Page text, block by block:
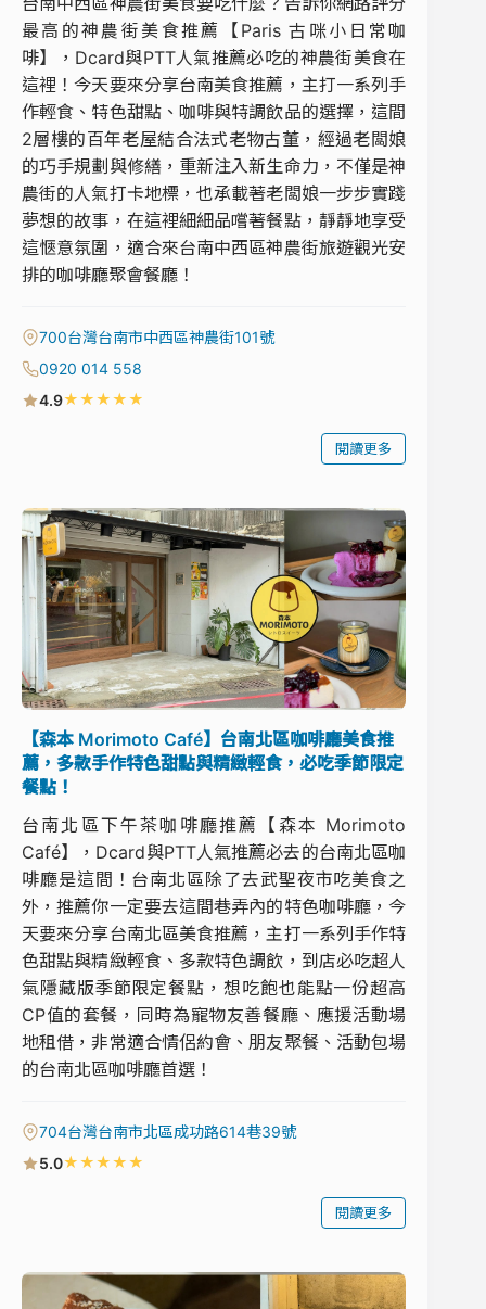
最高的神農街美食推薦【Paris 古咪小日常咖
啡】，Dcard與PTT人氣推薦必吃的神農街美食在
這裡！今天要來分享台南美食推薦，主打一系列手
作輕食、特色甜點、咖啡與特調飲品的選擇，這間
2層樓的百年老屋結合法式老物古董，經過老闆娘
的巧手規劃與修繕，重新注入新生命力，不僅是神
農街的人氣打卡地標，也承載著老闆娘一步步實踐
夢想的故事，在這裡細細品嚐著餐點，靜靜地享受
這愜意氛圍，適合來台南中西區神農街旅遊觀光安
排的咖啡廳聚會餐廳！
700台灣台南市中西區神農街101號
0920 014 558
4.9★★★★★
閱讀更多
【森本 Morimoto Café】台南北區咖啡廳美食推
薦，多款手作特色甜點與精緻輕食，必吃季節限定
餐點！
台南北區下午茶咖啡廳推薦【森本 Morimoto
Café】，Dcard與PTT人氣推薦必去的台南北區咖
啡廳是這間！台南北區除了去武聖夜市吃美食之
外，推薦你一定要去這間巷弄內的特色咖啡廳，今
天要來分享台南北區美食推薦，主打一系列手作特
色甜點與精緻輕食、多款特色調飲，到店必吃超人
氣隱藏版季節限定餐點，想吃飽也能點一份超高
CP值的套餐，同時為寵物友善餐廳、應援活動場
地租借，非常適合情侶約會、朋友聚餐、活動包場
的台南北區咖啡廳首選！
704台灣台南市北區成功路614巷39號
5.0★★★★★
閱讀更多